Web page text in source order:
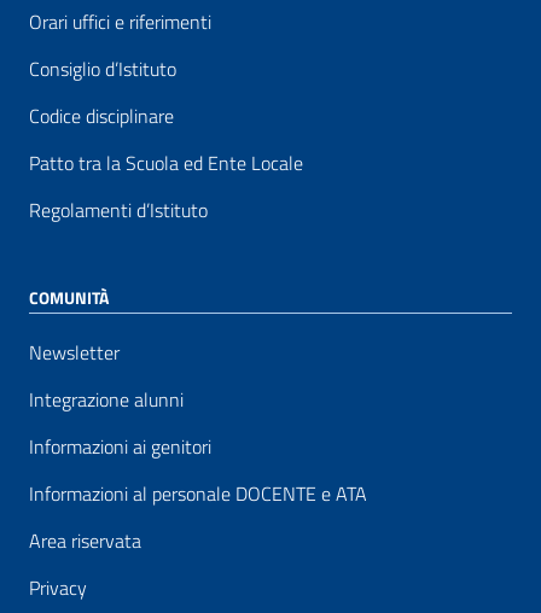
Orari uffici e riferimenti
Consiglio d’Istituto
Codice disciplinare
Patto tra la Scuola ed Ente Locale
Regolamenti d’Istituto
COMUNITÀ
Newsletter
Integrazione alunni
Informazioni ai genitori
Informazioni al personale DOCENTE e ATA
Area riservata
Privacy